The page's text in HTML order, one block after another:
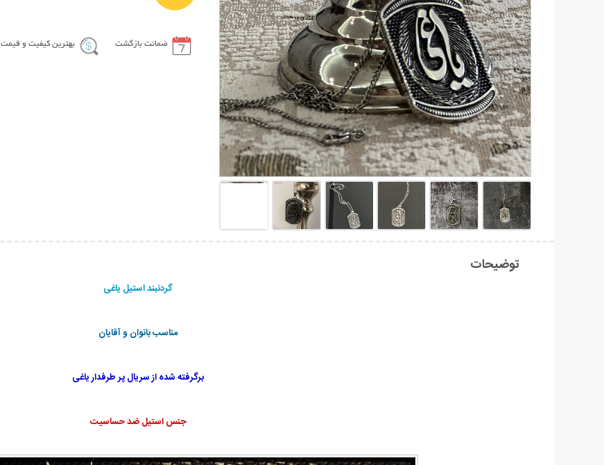
ضمانت بازگشت بهترین کیفیت و قیمت
توضیحات
گردنبند استیل یاغی
مناسب بانوان و آقایان
برگرفته شده از سریال پر طرفدار یاغی
جنس استیل ضد حساسیت